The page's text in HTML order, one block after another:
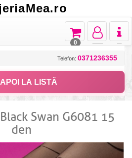
Toggle
Toggle
navigation
Toggle
navigation
0
Telefon: 0371236355
LA LISTĂ
Swan G6081 15
den